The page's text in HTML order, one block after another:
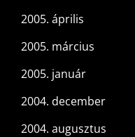
2005. április
2005. március
2005. január
2004. december
2004. augusztus